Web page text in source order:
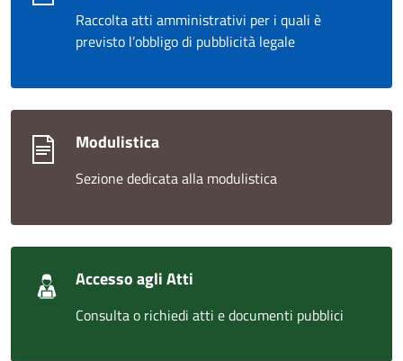
Raccolta atti amministrativi per i quali è
previsto l’obbligo di pubblicità legale
Modulistica
Sezione dedicata alla modulistica
Accesso agli Atti
Consulta o richiedi atti e documenti pubblici